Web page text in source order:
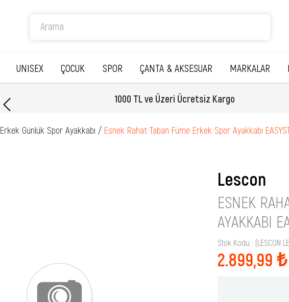
UNISEX ÇOCUK SPOR ÇANTA & AKSESUAR MARKALAR
1000 TL ve Üzeri Ücretsiz Kargo
Erkek Günlük Spor Ayakkabı Esnek Rahat Taban Füme Erkek Spor Ayakkabı
Lescon
ESNEK
AYAKKABI
Stok Kodu (LESCON
2.899,99 ₺